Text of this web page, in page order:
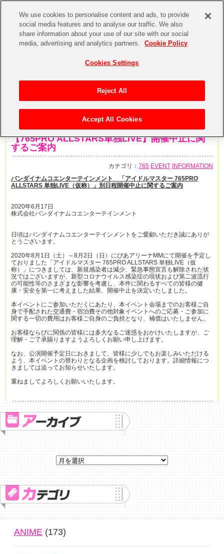
【765PRO ALLSTARS単独LIVE】開催中止に関
するご案内
カテゴリ：765 EVENT INFORMATION
バンダイナムコエンターテインメント 「アイドルマスター 765PRO
ALLSTARS 単独LIVE（仮称）」別日程開催中止に関するご案内
2020年6月17日
株式会社バンダイナムコエンターテインメント
日頃はバンダイナムコエンターテインメントをご愛顧いただき誠にありが
とうございます。
2020年8月1日（土）～8月2日（日）にぴあアリーナMMにて開催を予定し
ておりました「アイドルマスター 765PRO ALLSTARS 単独LIVE（仮
称）」につきましては、新規感染者は減少、緊急事態宣言も解除された状
況ではございますが、新型コロナウイルス感染症の現状および第二波流行
の可能性等のさまざまな影響を考慮し、本件に関わるすべての皆様の健
康・安全を第一に考えました結果、開催中止を決定いたしました。
本イベントにご参加いただくにあたり、本イベント会場までのお客様ご自
身で手配された交通費・宿泊費その他対象イベントへのご応募・ご参加に
関する一切の費用はお客様ご自身のご負担となり、補償はいたしません。
お客様ならびに関係の皆様には多大なるご迷惑をおかけいたしますが、ご
理解・ご了承賜りますようよろしくお願い申し上げます。
なお、公演開催予定日におきまして、皆様に少しでもお楽しみいただける
よう、本イベントの替わりとなる企画を検討しております。詳細情報につ
きましては追ってお知らせいたします。
重ねましてよろしくお願いいたします。
ANIME (173)
We use cookies to personalise content and ads, to provide
social media features and to analyse our traffic. We also
share information about your use of our site with our social
media, advertising and analytics partners.
Cookie Policy
Cookies Settings
Reject All
Accept All Cookies